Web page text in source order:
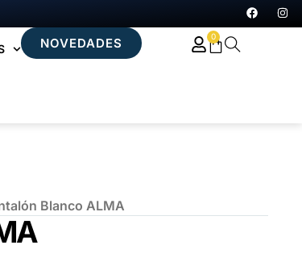
NOVEDADES 0
Blanco ALMA